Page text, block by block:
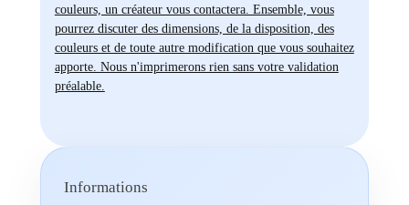
couleurs, un créateur vous contactera. Ensemble, vous
pourrez discuter des dimensions, de la disposition, des
couleurs et de toute autre modification que vous souhaitez
apporte. Nous n'imprimerons rien sans votre validation
préalable.
Informations